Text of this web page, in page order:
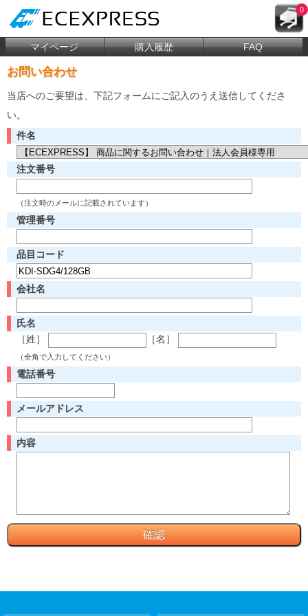
0
マイページ 購入履歴 FAQ
お問い合わせ
当店へのご要望は、下記フォームにご記入のうえ送信してくださ
い。
件名
注文番号
（注文時のメールに記載されています）
管理番号
品目コード
会社名
氏名
［姓］
［名］
（全角で入力してください）
電話番号
メールアドレス
内容